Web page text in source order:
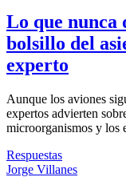
Lo que nunca
bolsillo del
experto
Aunque los aviones
expertos advierten
microorganismos y los
Respuestas
Jorge Villanes